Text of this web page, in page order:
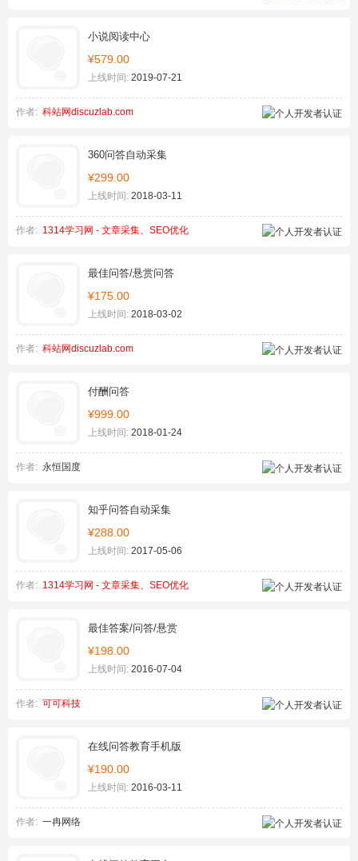
小说阅读中心
¥579.00
上线时间: 2019-07-21
作者: 科站网discuzlab.com
360问答自动采集
¥299.00
上线时间: 2018-03-11
作者: 1314学习网 - 文章采集、SEO优化
最佳问答/悬赏问答
¥175.00
上线时间: 2018-03-02
作者: 科站网discuzlab.com
付酬问答
¥999.00
上线时间: 2018-01-24
作者: 永恒国度
知乎问答自动采集
¥288.00
上线时间: 2017-05-06
作者: 1314学习网 - 文章采集、SEO优化
最佳答案/问答/悬赏
¥198.00
上线时间: 2016-07-04
作者: 可可科技
在线问答教育手机版
¥190.00
上线时间: 2016-03-11
作者: 一冉网络